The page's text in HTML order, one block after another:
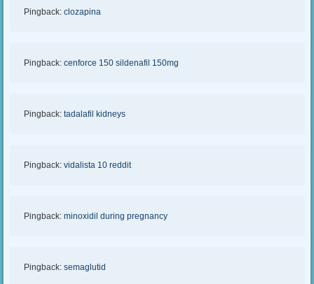
Pingback: clozapina
Pingback: cenforce 150 sildenafil 150mg
Pingback: tadalafil kidneys
Pingback: vidalista10 reddit
Pingback: minoxidil during pregnancy
Pingback: semaglutid